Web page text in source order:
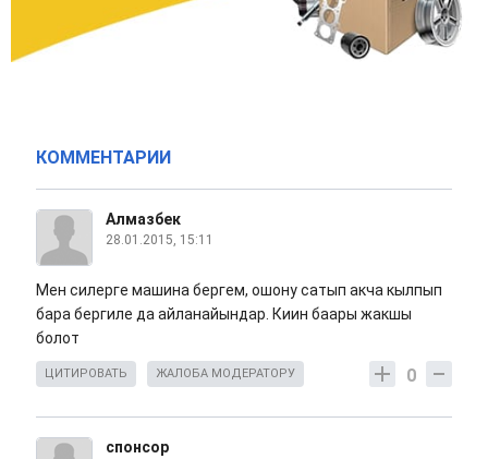
КОММЕНТАРИИ
Алмазбек
28.01.2015, 15:11
Мен силерге машина бергем, ошону сатып акча кылпып
бара бергиле да айланайындар. Киин баары жакшы
болот
0
ЦИТИРОВАТЬ ЖАЛОБА МОДЕРАТОРУ
спонсор